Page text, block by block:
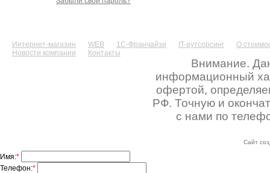
Интернет-магазин WEB 1С-Франчайзи IT-аутсорсинг
О
Новости компании
Контакты
Внимание.
информационный
офертой,
РФ. Точную и
с нами по
Сайт
Имя:*
Телефон:*